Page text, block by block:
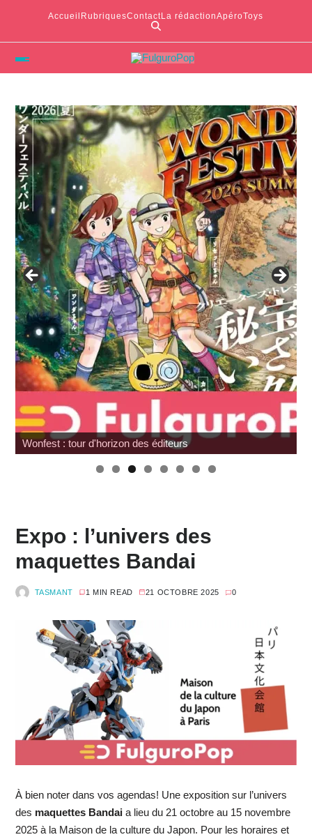
Accueil RubriquesContactLa rédactionApéroToys
Wonfest : tour d'horizon des éditeurs
Expo : l’univers des
maquettes Bandai
TASMANT 1 MIN READ 21 OCTOBRE 2025 0
À bien noter dans vos agendas! Une exposition sur l’univers
des maquettes Bandaia lieu du 21 octobre au 15 novembre
2025 à la Maison de la culture du Japon. Pour les horaires et